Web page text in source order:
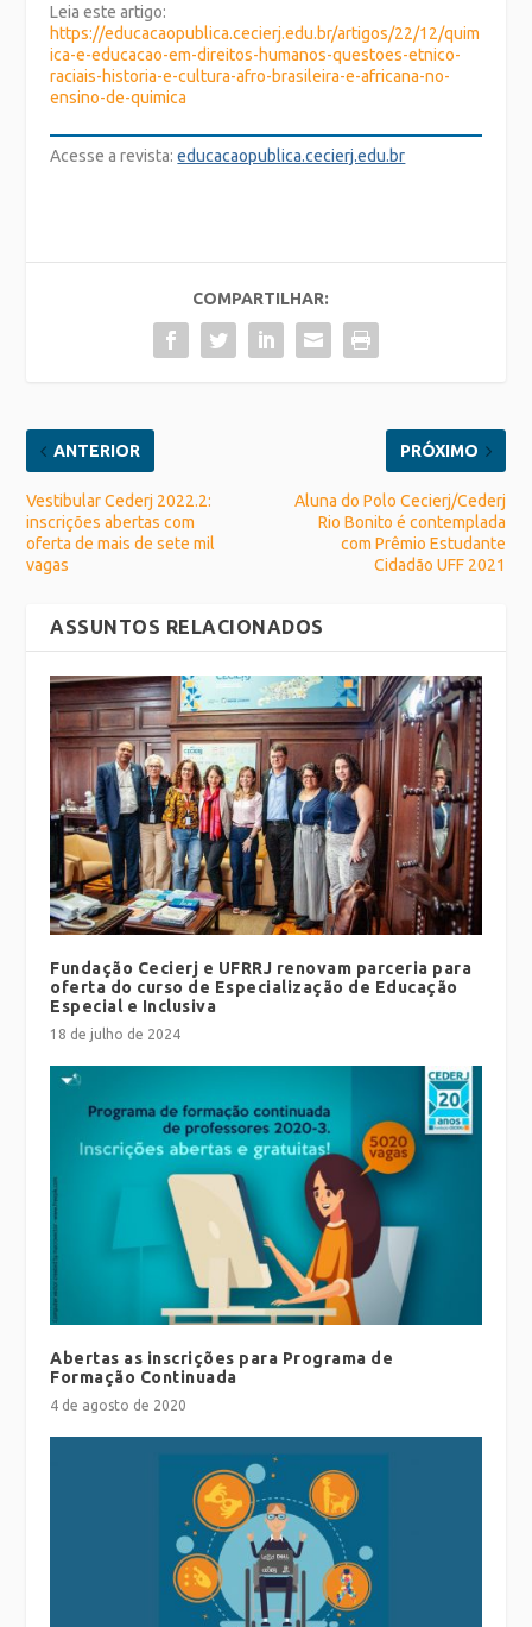
Leia este artigo:
https://educacaopublica.cecierj.edu.br/artigos/22/12/quim
ica-e-educacao-em-direitos-humanos-questoes-etnico-
raciais-historia-e-cultura-afro-brasileira-e-africana-no-
ensino-de-quimica
Acesse a revista:educacaopublica.cecierj.edu.br
COMPARTILHAR:
ANTERIOR
Vestibular Cederj 2022.2:
inscrições abertas com
oferta de mais de sete mil
vagas
PRÓXIMO
Aluna do Polo Cecierj/Cederj
Rio Bonito é contemplada
com Prêmio Estudante
Cidadão UFF 2021
ASSUNTOS RELACIONADOS
Fundação Cecierj e UFRRJ renovam parceria para
oferta do curso de Especialização de Educação
Especial e Inclusiva
18 de julho de 2024
Abertas as inscrições para Programa de
Formação Continuada
4 de agosto de 2020